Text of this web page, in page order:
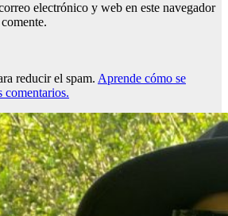
electrónico y web en este navegador
reducir el spam. Aprende cómo se
comentarios.